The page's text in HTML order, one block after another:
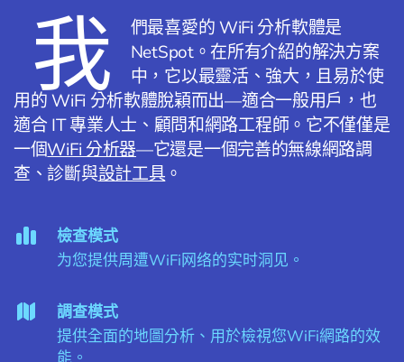
我
們最喜愛的 WiFi 分析軟體是
NetSpot。在所有介紹的解決方案
中，它以最靈活、強大，且易於使
用的 WiFi 分析軟體脫穎而出—適合一般用戶，也
適合 IT 專業人士、顧問和網路工程師。它不僅僅是
一個WiFi 分析器—它還是一個完善的無線網路調
查、診斷與設計工具 。
檢查模式
为您提供周遭WiFi网络的实时洞见。
調查模式
提供全面的地圖分析、用於檢視您WiFi網路的效